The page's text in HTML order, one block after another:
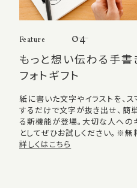
Feature 04
もっと想い伝わる手書
フォトギフト
紙に書いた文字やイラストを、ス
するだけで文字が抜き出せ、簡
る新機能が登場。大切な人への
としてぜひお試しください。※無
詳しくはこちら